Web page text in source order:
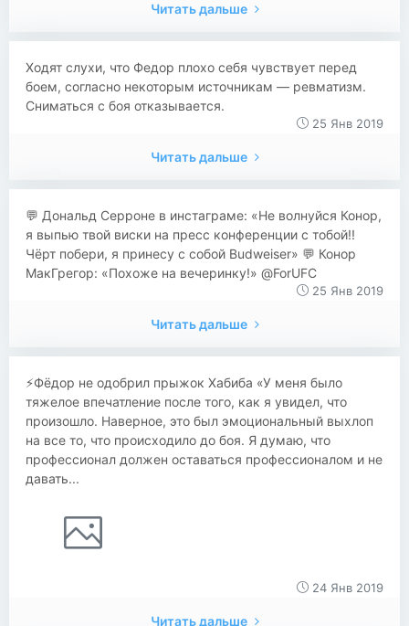
Читать дальше
Ходят слухи, что Федор плохо себя чувствует перед
боем, согласно некоторым источникам — ревматизм.
Сниматься с боя отказывается.
25 Янв 2019
Читать дальше
​​💬 Дональд Серроне в инстаграме: «Не волнуйся Конор,
я выпью твой виски на пресс конференции с тобой!!
Чёрт побери, я принесу с собой Budweiser» 💬 Конор
МакГрегор: «Похоже на вечеринку!» @ForUFC
25 Янв 2019
Читать дальше
⚡Фёдор не одобрил прыжок Хабиба «У меня было
тяжелое впечатление после того, как я увидел, что
произошло. Наверное, это был эмоциональный выхлоп
на все то, что происходило до боя. Я думаю, что
профессионал должен оставаться профессионалом и не
давать...
24 Янв 2019
Читать дальше